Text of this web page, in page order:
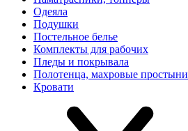
Одеяла
Подушки
Постельное белье
Комплекты для рабочих
Пледы и покрывала
Полотенца, махровые простыни
Кровати